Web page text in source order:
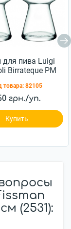
для пива Luigi
Birrateque PM
02)
товара: 82105
грн./уп.
Купить
(2531):